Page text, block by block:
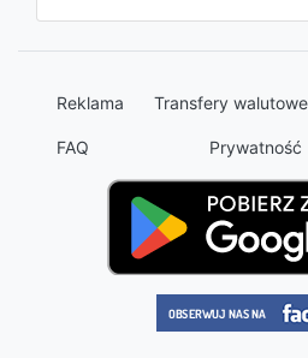
Reklama Transfery walutowe
FAQ Prywatność